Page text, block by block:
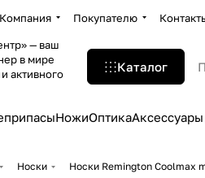
Компания Покупателю
— ваш
в мире
активного
Каталог
НожиОптика
Носки Носки Remington Coolmax